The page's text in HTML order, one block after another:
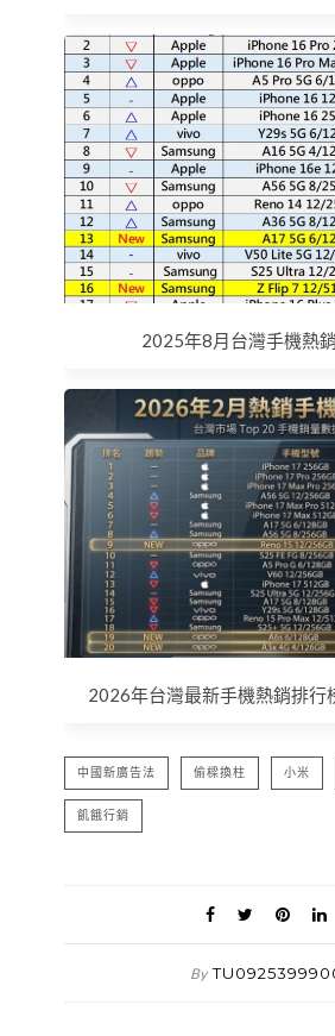
2025年8月台灣手機熱
2026年台灣最新手機熱銷排行
中國新廣告法 偷樑換柱 小米
飢餓行銷
By